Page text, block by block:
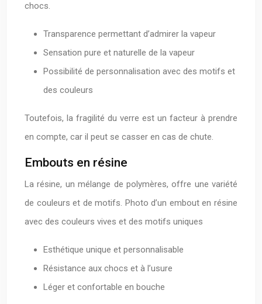
chocs.
Transparence permettant d’admirer la vapeur
Sensation pure et naturelle de la vapeur
Possibilité de personnalisation avec des motifs et
des couleurs
Toutefois, la fragilité du verre est un facteur à prendre
en compte, car il peut se casser en cas de chute.
Embouts en résine
La résine, un mélange de polymères, offre une variété
de couleurs et de motifs. Photo d’un embout en résine
avec des couleurs vives et des motifs uniques
Esthétique unique et personnalisable
Résistance aux chocs et à l’usure
Léger et confortable en bouche